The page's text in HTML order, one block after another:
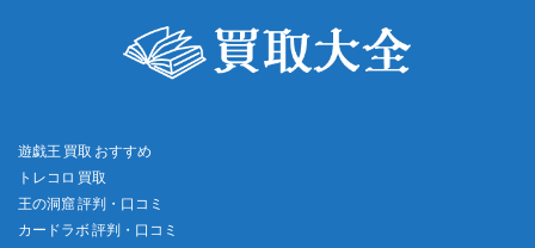
遊戯王 買取 おすすめ
トレコロ 買取
王の洞窟 評判・口コミ
カードラボ 評判・口コミ